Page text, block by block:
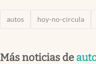
autos hoy-no-circula
Más noticias de